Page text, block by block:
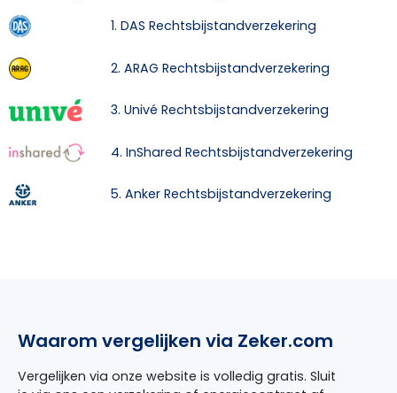
1. DAS Rechtsbijstandverzekering
2. ARAG Rechtsbijstandverzekering
3. Univé Rechtsbijstandverzekering
4. InShared Rechtsbijstandverzekering
5. Anker Rechtsbijstandverzekering
Waarom vergelijken via Zeker.com
Vergelijken via onze website is volledig gratis. Sluit